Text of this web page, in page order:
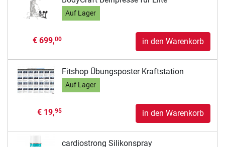
Auf Lager
€ 699,00 in den Warenkorb
Fitshop Übungsposter Kraftstation
Auf Lager
€ 19,95 in den Warenkorb
cardiostrong Silikonspray